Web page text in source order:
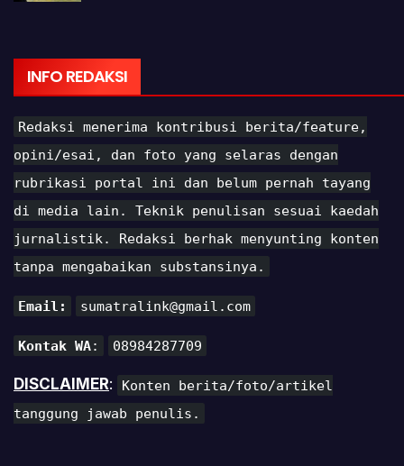
INFO REDAKSI
Redaksi menerima kontribusi berita/feature,
opini/esai, dan foto yang selaras dengan
rubrikasi portal ini dan belum pernah tayang
di media lain. Teknik penulisan sesuai kaedah
jurnalistik. Redaksi berhak menyunting konten
tanpa mengabaikan substansinya.
Email: sumatralink@gmail.com
Kontak WA: 08984287709
DISCLAIMER:
Konten berita/foto/artikel
tanggung jawab penulis.